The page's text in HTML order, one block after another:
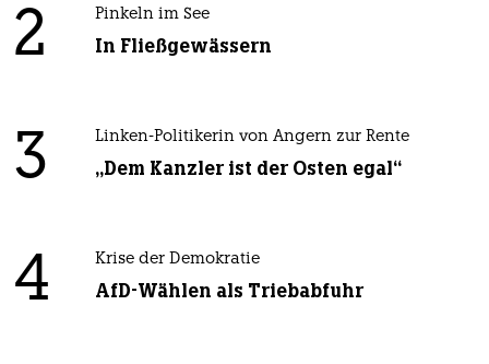
2 Pinkeln im See
In Fließgewässern
3 Linken-Politikerin von Angern zur Rente
„Dem Kanzler ist der Osten egal“
4 Krise der Demokratie
AfD-Wählen als Triebabfuhr